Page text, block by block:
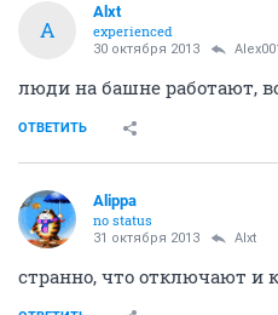
A
Alxt
experienced
30 октября 2013
люди на башне работают,
ОТВЕТИТЬ
Alippa
no status
31 октября 2013 Alxt
странно, что отключают и